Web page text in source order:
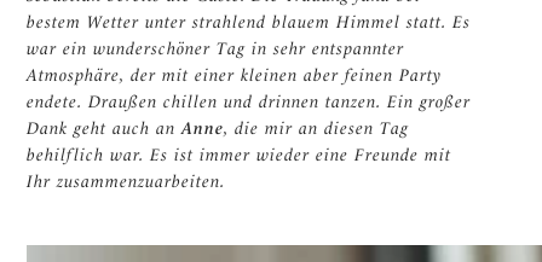
bestem Wetter unter strahlend blauem Himmel statt. Es
war ein wunderschöner Tag in sehr entspannter
Atmosphäre, der mit einer kleinen aber feinen Party
endete. Draußen chillen und drinnen tanzen. Ein großer
Dank geht auch anAnne, die mir an diesen Tag
behilflich war. Es ist immer wieder eine Freunde mit
Ihr zusammenzuarbeiten.